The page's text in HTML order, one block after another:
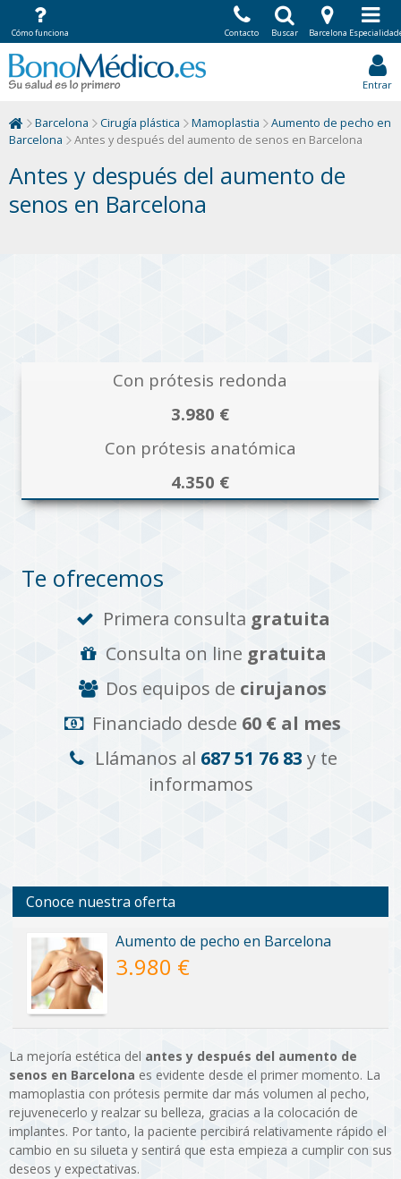
Entrar
Barcelona Cirugía plástica Mamoplastia
Aumento de pecho en
Barcelona
Antes y después del aumento de senos en Barcelona
Antes y después del aumento de
senos en Barcelona
Con prótesis redonda
3.980 €
Con prótesis anatómica
4.350 €
Te ofrecemos
Primera consulta gratuita
Consulta on line gratuita
Dos equipos de cirujanos
Financiado desde 60 € al mes
Llámanos al 687 51 76 83 y te
informamos
Conoce nuestra oferta
Aumento de pecho en Barcelona
3.980 €
La mejoría estética del antes y después del aumento de
senos en Barcelona es evidente desde el primer momento. La
mamoplastia con prótesis permite dar más volumen al pecho,
rejuvenecerlo y realzar su belleza, gracias a la colocación de
implantes. Por tanto, la paciente percibirá relativamente rápido el
cambio en su silueta y sentirá que esta empieza a cumplir con sus
deseos y expectativas.
Cómo funciona Contacto Buscar Barcelona